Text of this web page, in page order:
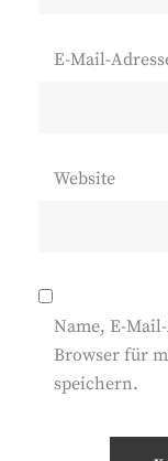
E-Mail-
Website
Name, E-
Browser für
speichern.